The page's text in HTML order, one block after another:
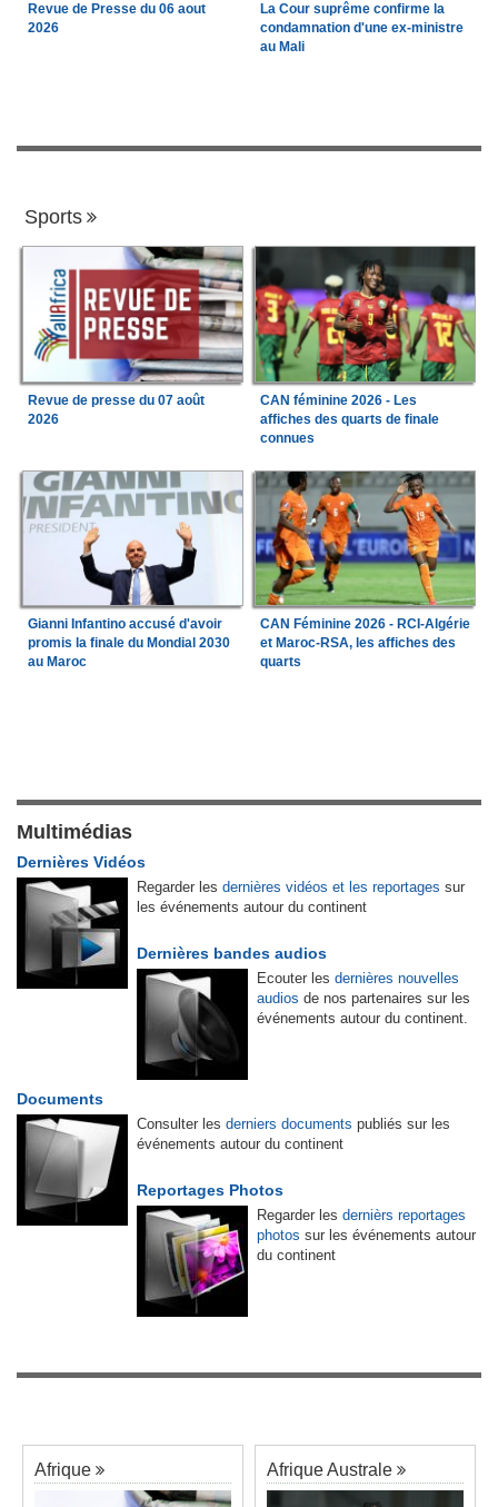
Revue de Presse du 06 aout
2026
La Cour suprême confirme la
condamnation d'une ex-ministre
au Mali
Sports
Revue de presse du 07 août
2026
CAN féminine 2026 - Les
affiches des quarts de finale
connues
Gianni Infantino accusé d'avoir
promis la finale du Mondial 2030
au Maroc
CAN Féminine 2026 - RCI-Algérie
et Maroc-RSA, les affiches des
quarts
Multimédias
Dernières Vidéos
Regarder les dernières vidéos et les reportages sur
les événements autour du continent
Dernières bandes audios
Ecouter les dernières nouvelles
audios de nos partenaires sur les
événements autour du continent.
Documents
Consulter les derniers documents publiés sur les
événements autour du continent
Reportages Photos
Regarder les dernièrs reportages
photos sur les événements autour
du continent
Afrique Afrique Australe